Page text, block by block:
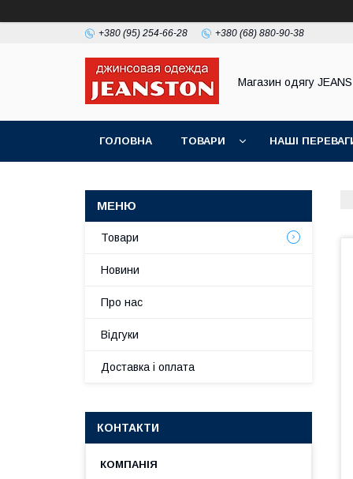
+380 (95) 254-66-28 +380 (68) 880-90-38
Магазин одягу
ГОЛОВНА ТОВАРИ НАШІ
Товари
Новини
Про нас
Відгуки
Доставка і оплата
КОНТАКТИ